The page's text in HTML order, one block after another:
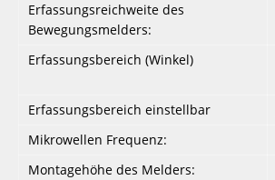
Erfassungsreichweite des
Bewegungsmelders:
Erfassungsbereich (Winkel)
Erfassungsbereich einstellbar
Mikrowellen Frequenz:
Montagehöhe des Melders: